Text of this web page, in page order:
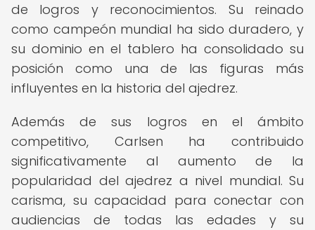
de logros y reconocimientos. Su reinado
como campeón mundial ha sido duradero, y
su dominio en el tablero ha consolidado su
posición como una de las figuras más
influyentes en la historia del ajedrez.
Además de sus logros en el ámbito
competitivo, Carlsen ha contribuido
significativamente al aumento de la
popularidad del ajedrez a nivel mundial. Su
carisma, su capacidad para conectar con
audiencias de todas las edades y su